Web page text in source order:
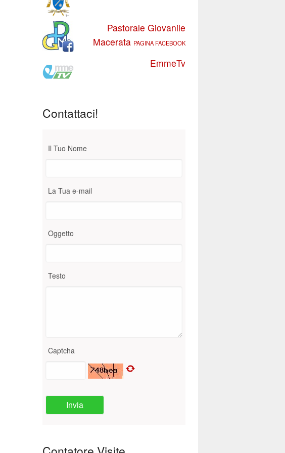
Pastorale Giovanile
Macerata PAGINA FACEBOOK
EmmeTv
Contattaci!
Il Tuo Nome
La Tua e-mail
Oggetto
Testo
Captcha
Invia